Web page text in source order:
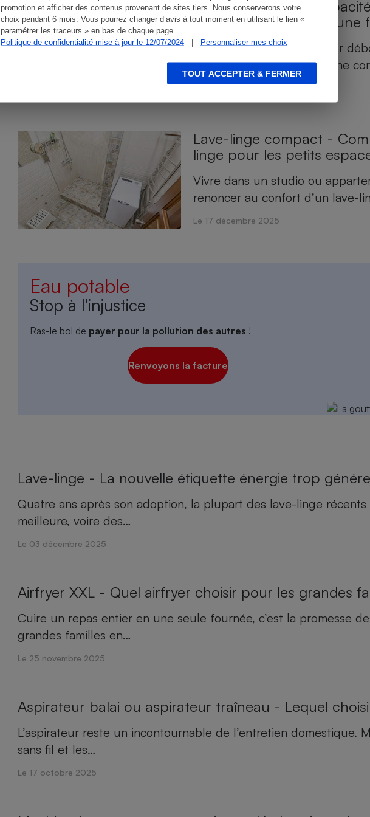
promotion et afficher des contenus provenant de sites tiers. Nous conserverons votre
choix pendant 6 mois. Vous pourrez changer d’avis à tout moment en utilisant le lien «
paramétrer les traceurs » en bas de chaque page.
Politique de confidentialité mise à jour le 12/07/2024
| Personnaliser mes choix
TOUT ACCEPTER & FERMER
Lave-linge grande
machine à laver pour une
Dans les foyers où le panier
lessive peut vite devenir une
Le 17 décembre 2025
Lave-linge compact -
linge pour les petits
Vivre dans un studio ou
renoncer au confort d’un lave-
Le 17 décembre 2025
Eau potable
Stop à l'injustice
Ras-le bol de payer pour la pollution des autres !
Renvoyons la facture
Lave-linge - La nouvelle étiquette énergie trop
Quatre ans après son adoption, la plupart des lave-linge
meilleure, voire des…
Le 03 décembre 2025
Airfryer XXL - Quel airfryer choisir pour les grandes
Cuire un repas entier en une seule fournée, c’est la promesse
grandes familles en…
Le 25 novembre 2025
Aspirateur balai ou aspirateur traîneau - Lequel
L’aspirateur reste un incontournable de l’entretien domestique.
sans fil et les…
Le 17 octobre 2025